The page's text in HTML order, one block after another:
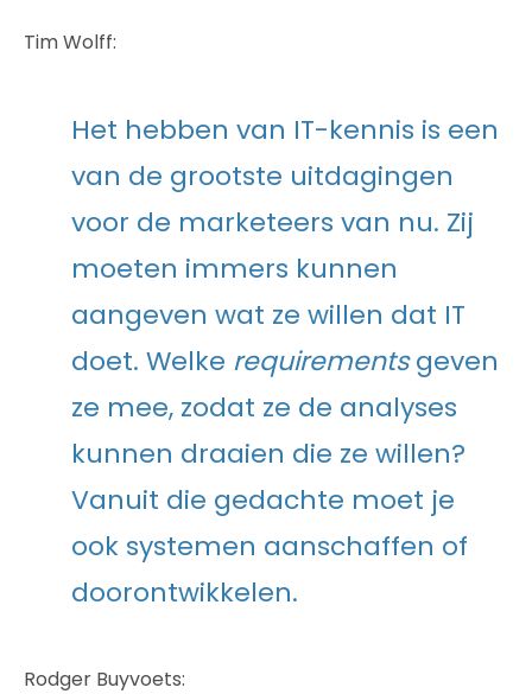
Tim Wolff:
Het hebben van IT-kennis is een
van de grootste uitdagingen
voor de marketeers van nu. Zij
moeten immers kunnen
aangeven wat ze willen dat IT
doet. Welke requirementsgeven
ze mee, zodat ze de analyses
kunnen draaien die ze willen?
Vanuit die gedachte moet je
ook systemen aanschaffen of
doorontwikkelen.
Rodger Buyvoets: